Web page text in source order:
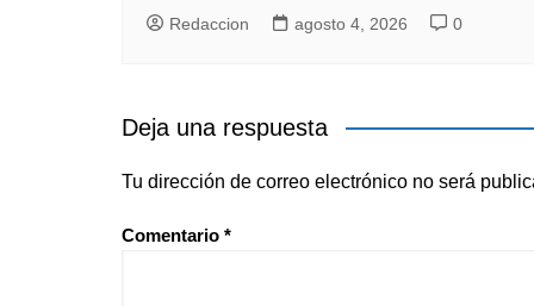
Redaccion agosto 4, 2026 0
Deja una respuesta
Tu dirección de correo electrónico no será
Comentario *